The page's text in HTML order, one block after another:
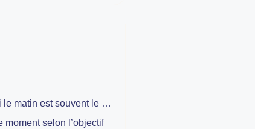
Pourquoi le matin est souvent le plus productif
moment selon l’objectif